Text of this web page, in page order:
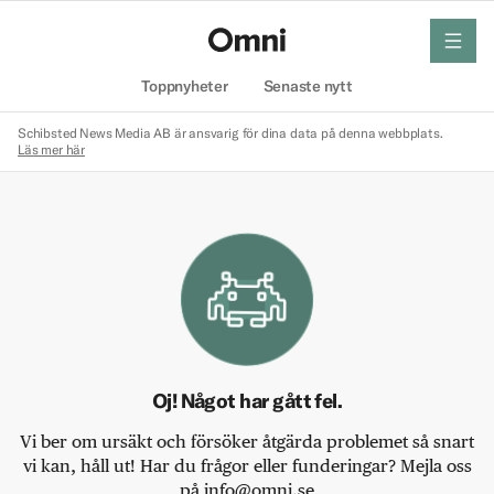
Toppnyheter Senaste nytt
meny
Schibsted News Media AB är ansvarig för dina data på denna webbplats.
Läs mer här
Oj! Något har gått fel.
Vi ber om ursäkt och försöker åtgärda problemet så snart
vi kan, håll ut! Har du frågor eller funderingar? Mejla oss